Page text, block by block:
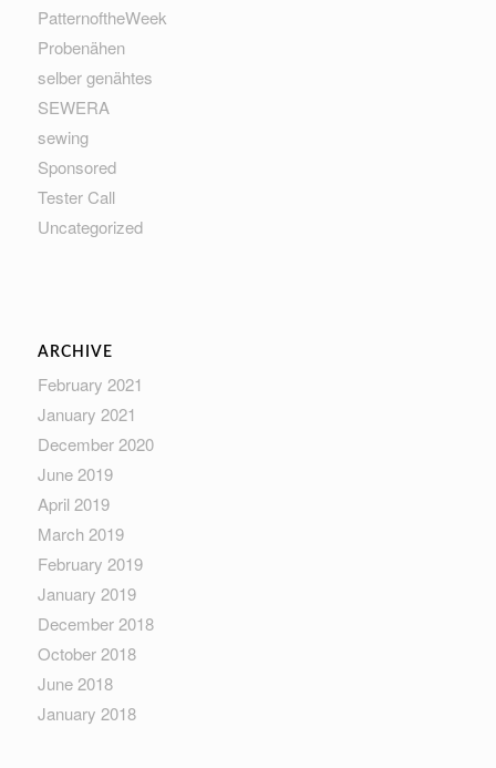
PatternoftheWeek
Probenähen
selber genähtes
SEWERA
sewing
Sponsored
Tester Call
Uncategorized
ARCHIVE
February 2021
January 2021
December 2020
June 2019
April 2019
March 2019
February 2019
January 2019
December 2018
October 2018
June 2018
January 2018